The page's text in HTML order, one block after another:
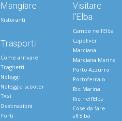
Mangiare
Ristoranti
Trasporti
Come arrivare
Traghetti
Noleggi
Noleggia scooter
Taxi
Destinazioni
Porti
Visitare
l'Elba
Campo nell'Elba
Capoliveri
Marciana
Marciana Marina
Porto Azzurro
Portoferraio
Rio Marina
Rio nell'Elba
Cose da fare
all'Elba